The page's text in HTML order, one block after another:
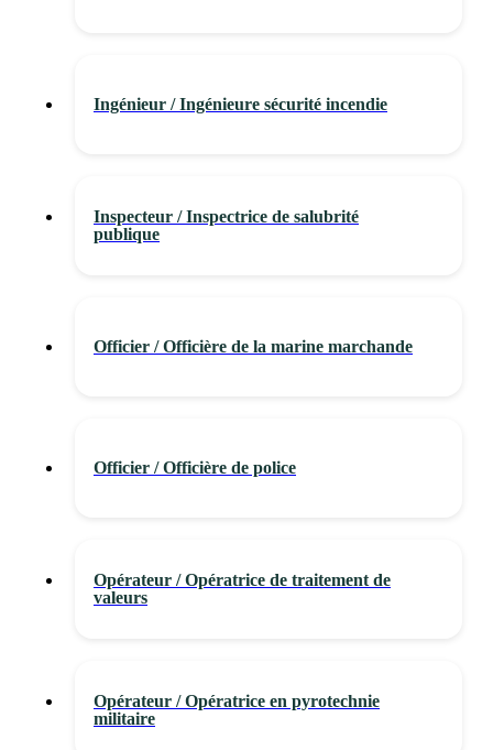
Ingénieur / Ingénieure sécurité incendie
Inspecteur / Inspectrice de salubrité
publique
Officier / Officière de la marine marchande
Officier / Officière de police
Opérateur / Opératrice de traitement de
valeurs
Opérateur / Opératrice en pyrotechnie
militaire